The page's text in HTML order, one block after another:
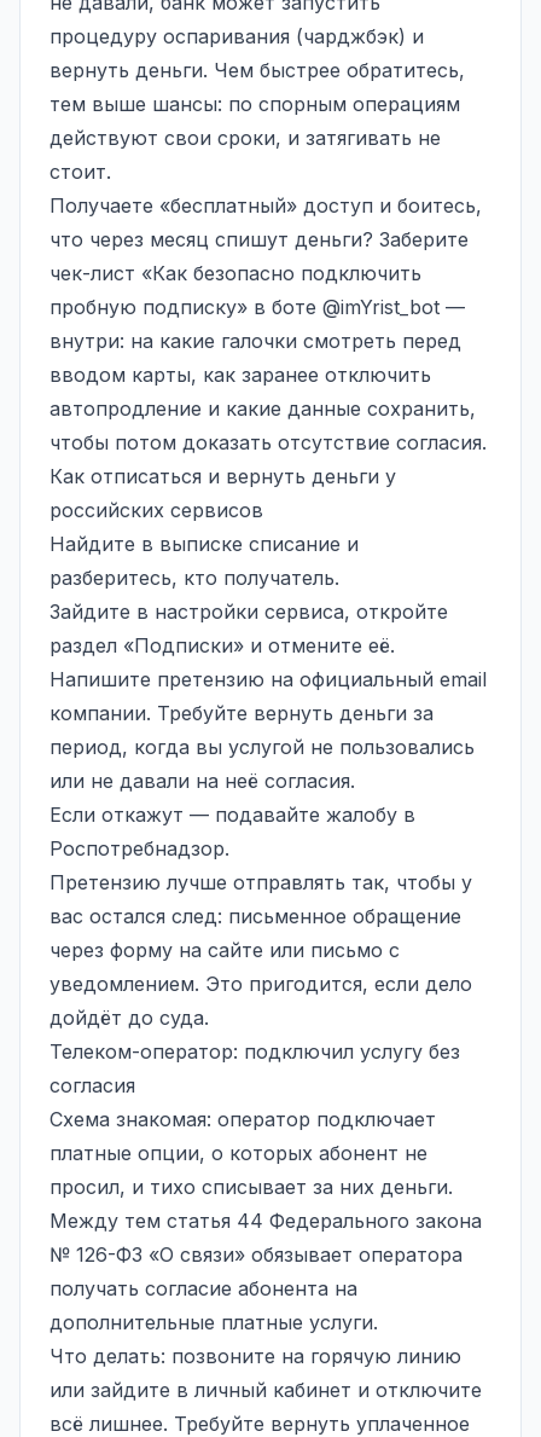
процедуру оспаривания (чарджбэк) и
вернуть деньги. Чем быстрее обратитесь,
тем выше шансы: по спорным операциям
действуют свои сроки, и затягивать не
стоит.
Получаете «бесплатный» доступ и боитесь,
что через месяц спишут деньги? Заберите
чек-лист «Как безопасно подключить
пробную подписку» в боте @imYrist_bot —
внутри: на какие галочки смотреть перед
вводом карты, как заранее отключить
автопродление и какие данные сохранить,
чтобы потом доказать отсутствие согласия.
Как отписаться и вернуть деньги у
российских сервисов
Найдите в выписке списание и
разберитесь, кто получатель.
Зайдите в настройки сервиса, откройте
раздел «Подписки» и отмените её.
Напишите претензию на официальный email
компании. Требуйте вернуть деньги за
период, когда вы услугой не пользовались
или не давали на неё согласия.
Если откажут — подавайте жалобу в
Роспотребнадзор.
Претензию лучше отправлять так, чтобы у
вас остался след: письменное обращение
через форму на сайте или письмо с
уведомлением. Это пригодится, если дело
дойдёт до суда.
Телеком-оператор: подключил услугу без
согласия
Схема знакомая: оператор подключает
платные опции, о которых абонент не
просил, и тихо списывает за них деньги.
Между тем статья 44 Федерального закона
№ 126-ФЗ «О связи» обязывает оператора
получать согласие абонента на
дополнительные платные услуги.
Что делать: позвоните на горячую линию
или зайдите в личный кабинет и отключите
всё лишнее. Требуйте вернуть уплаченное